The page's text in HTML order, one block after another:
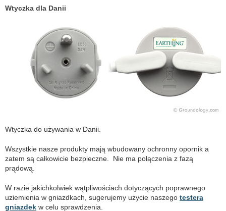
Wtyczka dla Danii
Wtyczka do używania w Danii.
Wszystkie nasze produkty mają wbudowany ochronny opornik a
zatem są całkowicie bezpieczne. Nie ma połączenia z fazą
prądową.
W razie jakichkolwiek wątpliwościach dotyczących poprawnego
uziemienia w gniazdkach, sugerujemy użycie naszego testera
gniazdek w celu sprawdzenia.